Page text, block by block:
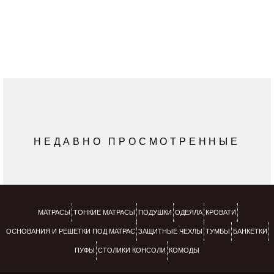
НЕДАВНО ПРОСМОТРЕННЫЕ
МАТРАСЫ ТОНКИЕ МАТРАСЫ ПОДУШКИ ОДЕЯЛА КРОВАТИ
ОСНОВАНИЯ И РЕШЕТКИ ПОД МАТРАС ЗАЩИТНЫЕ ЧЕХЛЫ ТУМБЫ БАНКЕТКИ
ПУФЫ СТОЛИКИ КОНСОЛИ КОМОДЫ